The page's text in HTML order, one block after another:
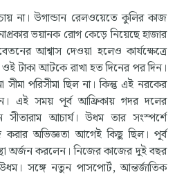
উগান্ডান রেলওয়েতে কুলির কাজ
ভয়ানক রোগ কেড়ে নিয়েছে হাজার
আশ্বাস দেওয়া হলেও কার্যক্ষেত্রে
টাকা আটকে রাখা হত দিনের পর দিন।
সীমা পরিসীমা ছিল না। কিন্তু এই নরকের
এই সময় পূর্ব আফ্রিকায় গদর দলের
সীতারাম আচার্য। উধম তার সংস্পর্শে
অভিজ্ঞতা আগেই কিছু ছিল। পূর্ব
অর্জন করলেন। নিজের কাজের দুই বছর
সঙ্গে নতুন পাসপোর্ট, আন্তর্জাতিক